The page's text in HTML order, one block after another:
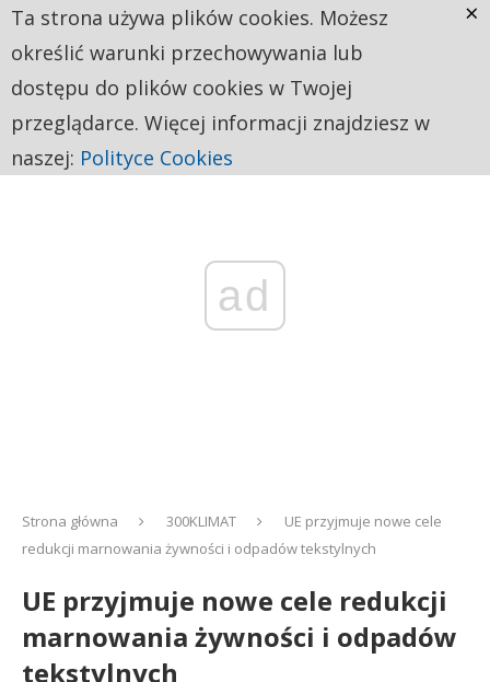
ad
Strona główna 300KLIMAT
UE przyjmuje nowe cele
redukcji marnowania żywności i odpadów tekstylnych
UE przyjmuje nowe cele redukcji
marnowania żywności i odpadów
tekstylnych
Ta strona używa plików cookies. Możesz
określić warunki przechowywania lub
dostępu do plików cookies w Twojej
przeglądarce. Więcej informacji znajdziesz w
naszej: Polityce Cookies
×